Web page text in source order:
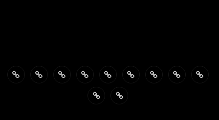
FotoSTUDIO
Schnell